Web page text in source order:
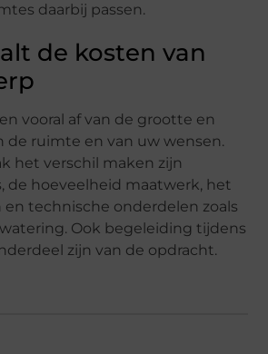
daarbij passen.
de kosten van
vooral af van de grootte en
de ruimte en van uw wensen.
het verschil maken zijn
de hoeveelheid maatwerk, het
technische onderdelen zoals
Ook begeleiding tijdens
zijn van de opdracht.